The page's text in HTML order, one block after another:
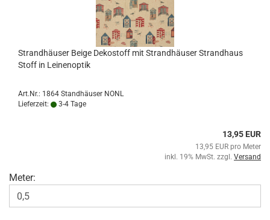
Strand­häu­ser Beige De­ko­stoff mit Strand­häu­ser Strand­haus
Stoff in Lei­nen­op­tik
Art.Nr.: 1864 Standhäuser NONL
Lieferzeit:
3-4 Tage
13,95 EUR
13,95 EUR pro Meter
inkl. 19% MwSt. zzgl. Versand
Meter: